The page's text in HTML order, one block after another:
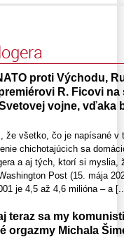
proti Východu,
R. Ficovi
vojne, vďaka
že všetko, čo je napísané
chichotajúcich sa
a aj tých, ktorí si myslia,
Post (15. mája
je 4,5 až 4,6 milióna – a
teraz sa my
orgazmy Michala